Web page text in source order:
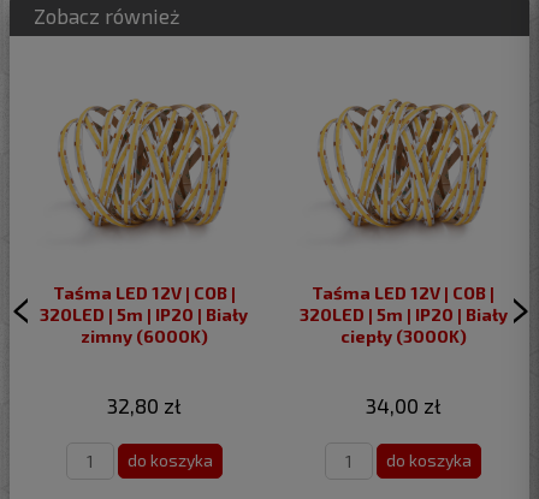
Zobacz również
Taśma LED 12V | COB |
320LED | 5m | IP20 | Biały
zimny (6000K)
32,80 zł
do koszyka
Taśma LED 12V | COB |
320LED | 5m | IP20 | Biały
ciepły (3000K)
34,00 zł
do koszyka